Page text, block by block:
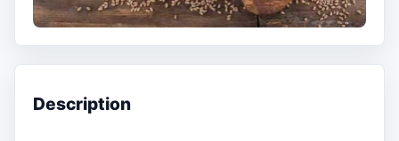
Description